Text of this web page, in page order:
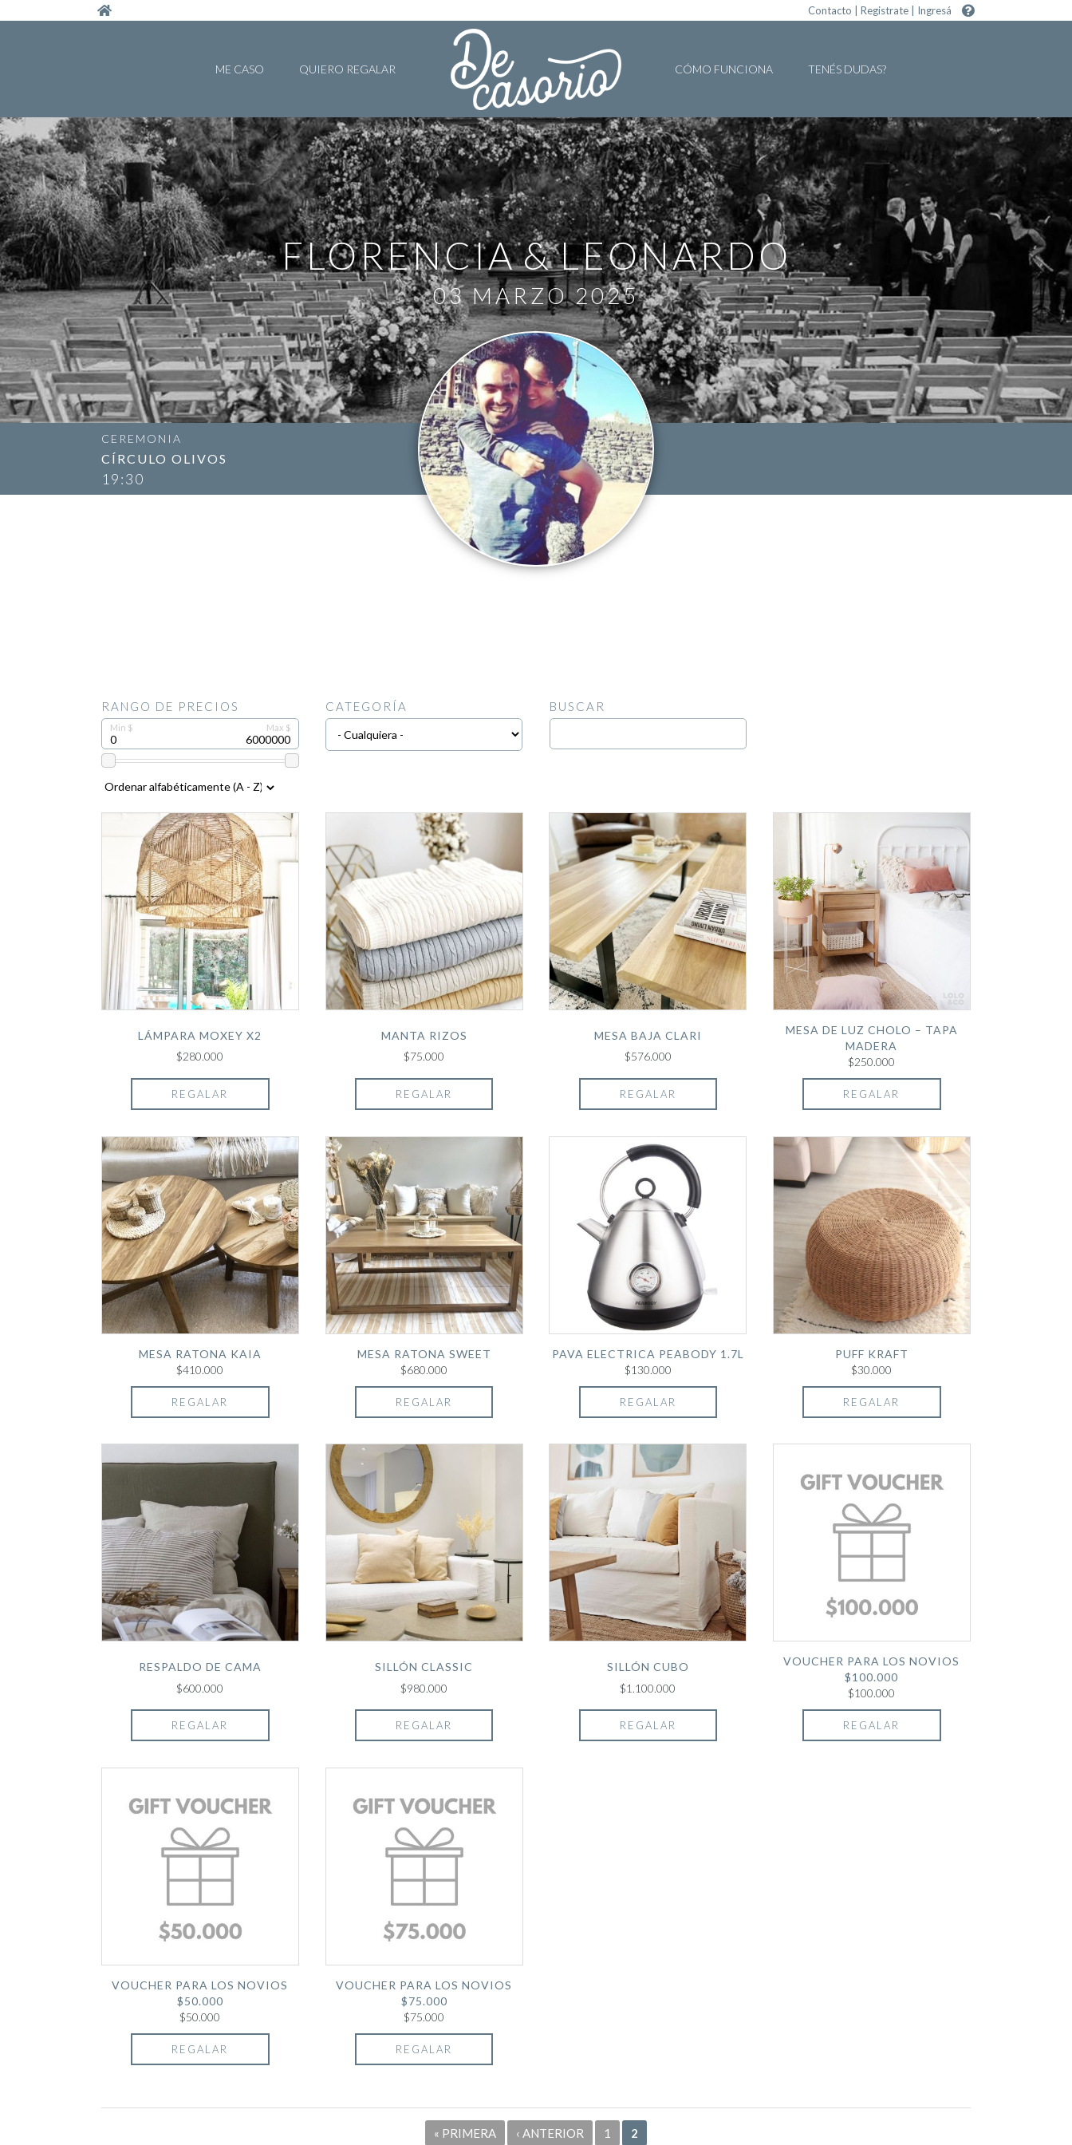
Pasar al contenido principal Contacto Registrate Ingresá
ME CASO QUIERO REGALAR TENÉS DUDAS?
CÓMO FUNCIONA
FLORENCIA LEONARDO
03 MARZO 2025
CEREMONIA
CÍRCULO OLIVOS
19:30
RANGO DE PRECIOS CATEGORÍA BUSCAR
LÁMPARA MOXEY X2
$280.000
REGALAR
MANTA RIZOS
$75.000
REGALAR
MESA BAJA CLARI
$576.000
REGALAR
MESA DE LUZ CHOLO – TAPA
MADERA
$250.000
REGALAR
MESA RATONA KAIA
$410.000
REGALAR
MESA RATONA SWEET
$680.000
REGALAR
PAVA ELECTRICA PEABODY 1.7L
$130.000
REGALAR
PUFF KRAFT
$30.000
REGALAR
RESPALDO DE CAMA
$600.000
REGALAR
SILLÓN CLASSIC
$980.000
REGALAR
SILLÓN CUBO
$1.100.000
REGALAR
VOUCHER PARA LOS NOVIOS
$100.000
$100.000
REGALAR
VOUCHER PARA LOS NOVIOS
$50.000
$50.000
REGALAR
VOUCHER PARA LOS NOVIOS
$75.000
$75.000
REGALAR
Páginas
« PRIMERA ‹ ANTERIOR 1 2